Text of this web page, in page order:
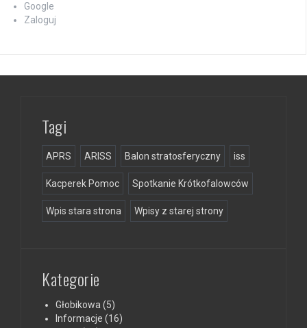
Google
Zaloguj
Tagi
APRS ARISS Balon stratosferyczny iss
Kacperek Pomoc Spotkanie Krótkofalowców
Wpis stara strona Wpisy z starej strony
Kategorie
Głobikowa(5)
Informacje (16)